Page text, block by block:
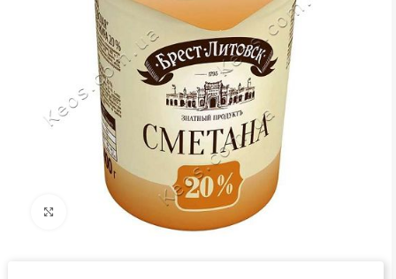
Click to enlarge